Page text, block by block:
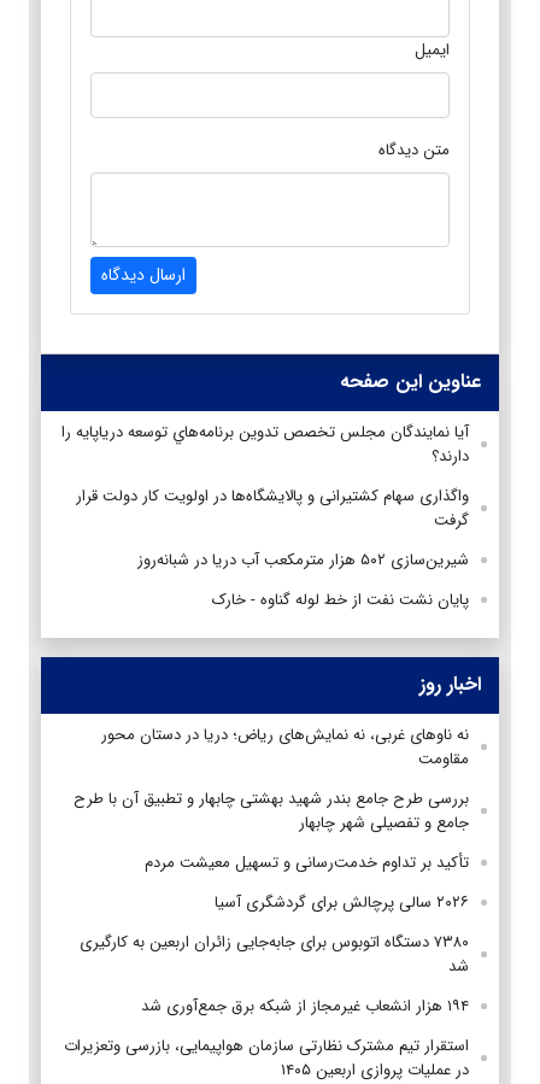
ایمیل
متن دیدگاه
ارسال دیدگاه
عناوین این صفحه
آيا نمایندگان مجلس تخصص تدوين برنامه‌هاي توسعه درياپايه را
دارند؟
واگذاری سهام کشتیرانی و پالایشگاه‌ها در اولویت کار دولت قرار
گرفت
شیرین‌سازی ۵۰۲ هزار مترمکعب آب دریا در شبانه‌روز
پایان نشت نفت از خط لوله گناوه - خارک
اخبار روز
نه ناوهای غربی، نه نمایش‌های ریاض؛ دریا در دستان محور
مقاومت
بررسی طرح جامع بندر شهید بهشتی چابهار و تطبیق آن با طرح
جامع و تفصیلی شهر چابهار
تأکید بر تداوم خدمت‌رسانی و تسهیل معیشت مردم
۲۰۲۶ سالی پرچالش برای گردشگری آسیا
۷۳۸۰ دستگاه اتوبوس برای جابه‌جایی زائران اربعین به‌ کارگیری
شد
۱۹۴ هزار انشعاب غیرمجاز از شبکه برق جمع‌آوری شد
استقرار تیم مشترک نظارتی سازمان هواپیمایی، بازرسی وتعزیرات
در عملیات پروازی اربعین ۱۴۰۵